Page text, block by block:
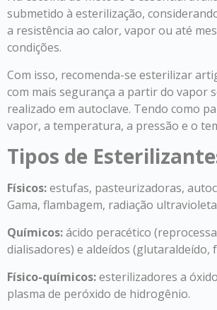
submetido à esterilização,
a resistência ao calor, vapor ou até
condições.
Com isso, recomenda-se esterilizar
com mais segurança a partir do vapor
realizado em autoclave. Tendo como
vapor, a temperatura, a pressão e o
Tipos de
Físicos:estufas, pasteurizadoras,
Gama, flambagem, radiação
Químicos:ácido peracético
dialisadores) e aldeídos (glutaraldeído,
Físico-químicos:esterilizadores a
plasma de peróxido de hidrogênio.